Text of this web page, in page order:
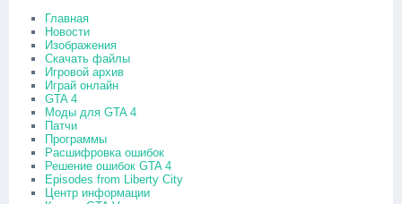
Главная
Новости
Изображения
Скачать файлы
Игровой архив
Играй онлайн
GTA 4
Моды для GTA 4
Патчи
Программы
Расшифровка ошибок
Решение ошибок GTA 4
Episodes from Liberty City
Центр информации